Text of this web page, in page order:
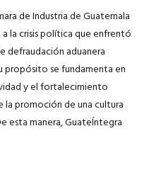
de Industria de Guatemala
a la crisis política que enfrentó
defraudación aduanera
propósito se fundamenta en
y el fortalecimiento
promoción de una cultura
esta manera, GuateÍntegra